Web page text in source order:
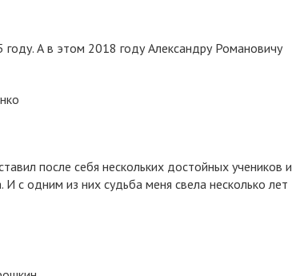
А в этом 2018 году Александру Романовичу
после себя нескольких достойных учеников и
с одним из них судьба меня свела несколько лет